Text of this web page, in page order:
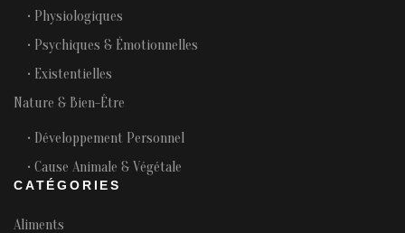
• Physiologiques
• Psychiques & Émotionnelles
• Existentielles
Nature & Bien-Être
• Développement Personnel
• Cause Animale & Végétale
CATÉGORIES
Aliments